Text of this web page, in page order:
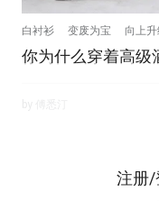
白衬衫 变废为宝 向上升
你为什么穿着高级
注册/